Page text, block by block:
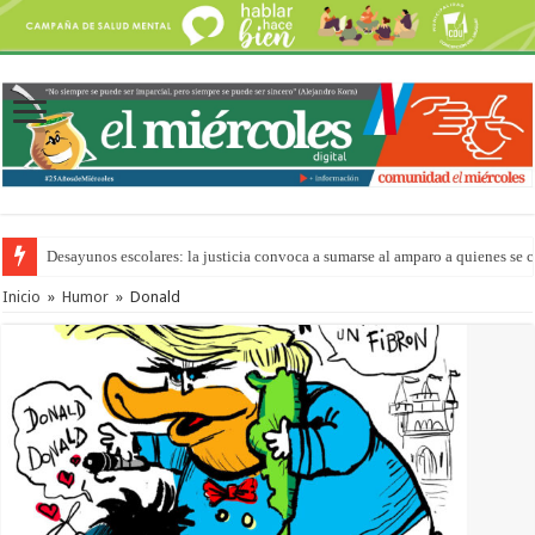
Desayunos escolares: la justicia convoca a sumarse al amparo a quienes se
Inicio » Humor » Donald